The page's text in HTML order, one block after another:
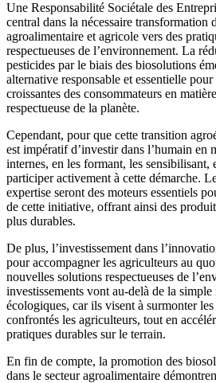
Une Responsabilité Sociétale des
central dans la nécessaire transformation
agroalimentaire et agricole vers des
respectueuses de l’environnement. La
pesticides par le biais des biosolutions
alternative responsable et essentielle
croissantes des consommateurs en
respectueuse de la planète.
Cependant, pour que cette transition
est impératif d’investir dans l’humain en
internes, en les formant, les sensibilisant,
participer activement à cette démarche.
expertise seront des moteurs essentiels
de cette initiative, offrant ainsi des
plus durables.
De plus, l’investissement dans
pour accompagner les agriculteurs au
nouvelles solutions respectueuses de
investissements vont au-delà de la
écologiques, car ils visent à surmonter
confrontés les agriculteurs, tout en
pratiques durables sur le terrain.
En fin de compte, la promotion des
dans le secteur agroalimentaire